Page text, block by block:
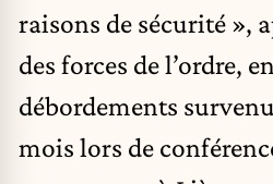
raisons de sécurité »,
des forces de l’ordre,
débordements
mois lors de